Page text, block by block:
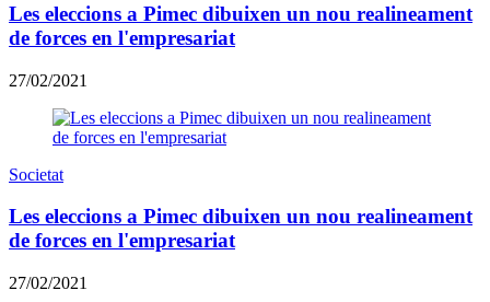
Les eleccions a Pimec dibuixen un nou realineament
de forces en l'empresariat
27/02/2021
Societat
Les eleccions a Pimec dibuixen un nou realineament
de forces en l'empresariat
27/02/2021